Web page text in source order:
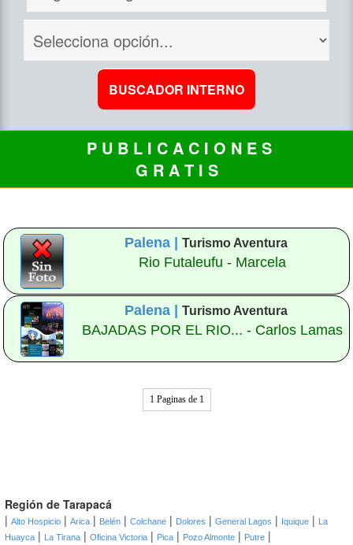
P U B L I C A C I O N E S
G R A T I S
Palena |Turismo Aventura
Rio Futaleufu - Marcela
Palena |Turismo Aventura
BAJADAS POR EL RIO... - Carlos Lamas
1 Paginas de 1
Región de Tarapacá
| Alto Hospicio | Arica | Belén | Colchane | Dolores | General Lagos | Iquique |
La
Huayca | La Tirana | Oficina Victoria | Pica | Pozo Almonte | Putre |